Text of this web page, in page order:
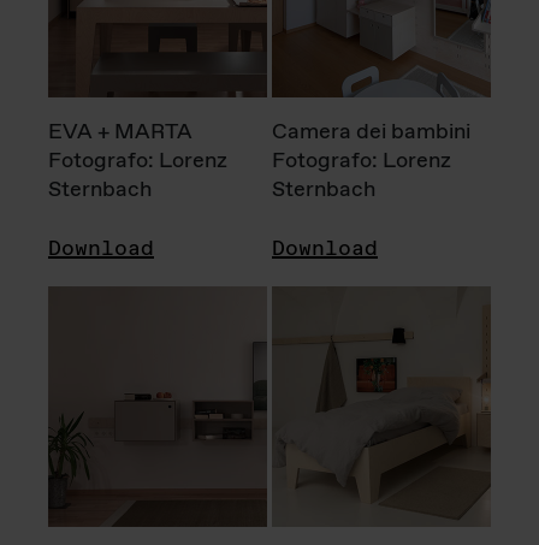
EVA + MARTA
Fotografo: Lorenz
Sternbach
Download
Camera dei bambini
Fotografo: Lorenz
Sternbach
Download